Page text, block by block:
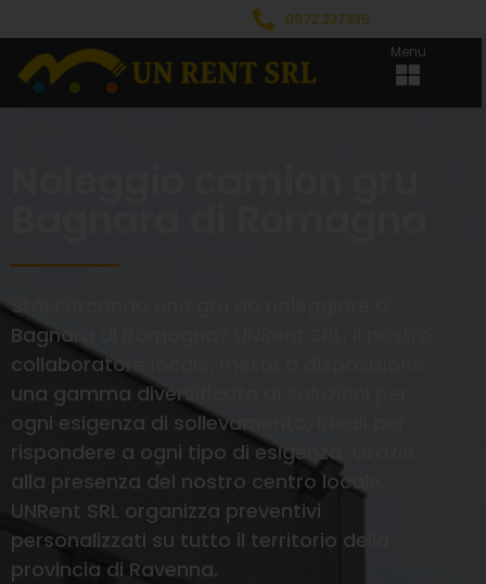
0972 237335
Menu
Stai cercando una gru da noleggiare a
Bagnara di Romagna? UNRent SRL, il nostro
collaboratore locale, mette a disposizione
una gamma diversificata di soluzioni per
ogni esigenza di sollevamento, ideali per
rispondere a ogni tipo di esigenza. Grazie
alla presenza del nostro centro locale,
UNRent SRL organizza preventivi
personalizzati su tutto il territorio della
provincia di Ravenna.